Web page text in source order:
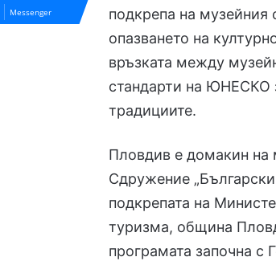
подкрепа на музейния
опазването на
връзката между
стандарти на ЮНЕСКО
традициите.
Пловдив е домакин на
Сдружение
подкрепата на
туризма, община
програмата започна
Messenger